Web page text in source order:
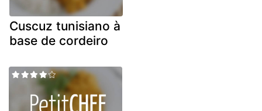
Cuscuz tunisiano à
base de cordeiro